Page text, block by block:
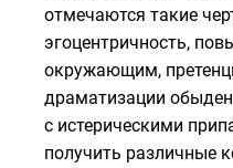
отмечаются такие
эгоцентричность,
окружающим,
драматизации
с истерическими
получить различные